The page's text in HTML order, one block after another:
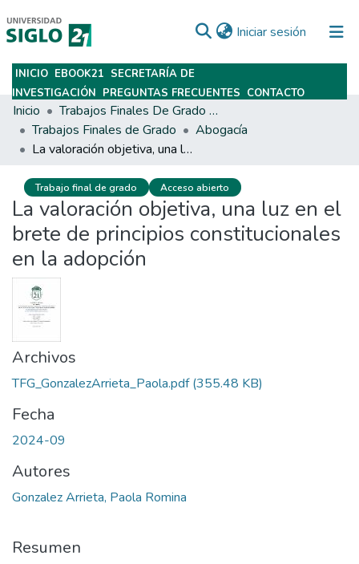
Iniciar sesión (current)
Subir
INICIO EBOOK21 SECRETARÍA DE
INVESTIGACIÓN PREGUNTAS FRECUENTES CONTACTO
Inicio
Trabajos Finales De Grado Y Posgrado
Trabajos Finales de Grado
Abogacía
La valoración objetiva, una luz en el brete de principios constitucionales en la adopción
Trabajo final de grado Acceso abierto
La valoración objetiva, una luz en el
brete de principios constitucionales
en la adopción
Archivos
TFG_GonzalezArrieta_Paola.pdf(355.48 KB)
Fecha
2024-09
Autores
Gonzalez Arrieta, Paola Romina
Resumen